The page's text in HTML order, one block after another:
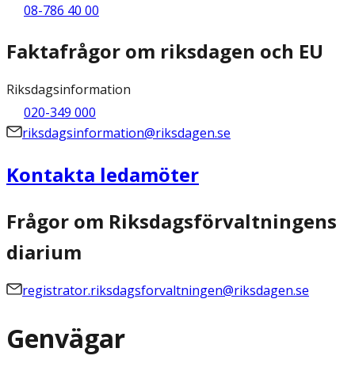
08-786 40 00
Faktafrågor om riksdagen och EU
Riksdagsinformation
020-349 000
riksdagsinformation@riksdagen.se
Kontakta ledamöter
Frågor om Riksdagsförvaltningens
diarium
registrator.riksdagsforvaltningen@riksdagen.se
Genvägar